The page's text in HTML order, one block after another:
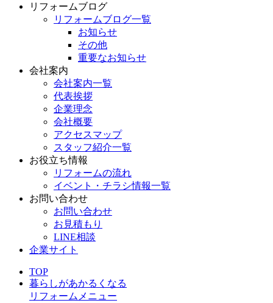
リフォームブログ
リフォームブログ一覧
お知らせ
その他
重要なお知らせ
会社案内
会社案内一覧
代表挨拶
企業理念
会社概要
アクセスマップ
スタッフ紹介一覧
お役立ち情報
リフォームの流れ
イベント・チラシ情報一覧
お問い合わせ
お問い合わせ
お見積もり
LINE相談
企業サイト
TOP
暮らしがあかるくなる
リフォームメニュー